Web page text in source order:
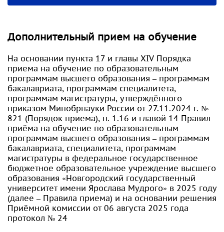
Дополнительный прием на обучение
На основании пункта 17 и главы XIV Порядка
приема на обучение по образовательным
программам высшего образования – программам
бакалавриата, программам специалитета,
программам магистратуры, утверждённого
приказом Минобрнауки России от 27.11.2024 г. №
821 (Порядок приема), п. 1.16 и главой 14 Правил
приёма на обучение по образовательным
программам высшего образования – программам
бакалавриата, специалитета, программам
магистратуры в федеральное государственное
бюджетное образовательное учреждение высшего
образования «Новгородский государственный
университет имени Ярослава Мудрого» в 2025 году
(далее – Правила приема) и на основании решения
Приёмной комиссии от 06 августа 2025 года
протокол № 24